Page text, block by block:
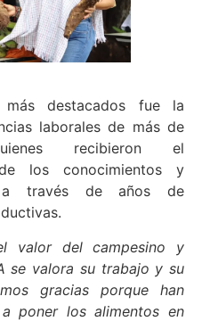
destacados fue la
laborales de más de
recibieron el
los conocimientos y
a través de años de
valor del campesino y
se valora su trabajo y su
gracias porque han
poner los alimentos en